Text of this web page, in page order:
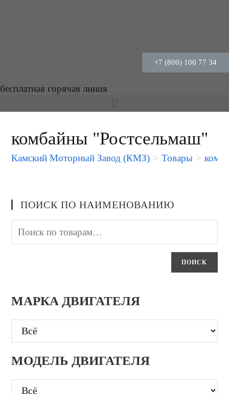
+7 (800) 100 77 34
бесплатная горячая линия
комбайны "Ростсельмаш"
Камский Моторный Завод (КМЗ) > Товары >
ПОИСК ПО НАИМЕНОВАНИЮ
ПОИСК
МАРКА ДВИГАТЕЛЯ
МОДЕЛЬ ДВИГАТЕЛЯ